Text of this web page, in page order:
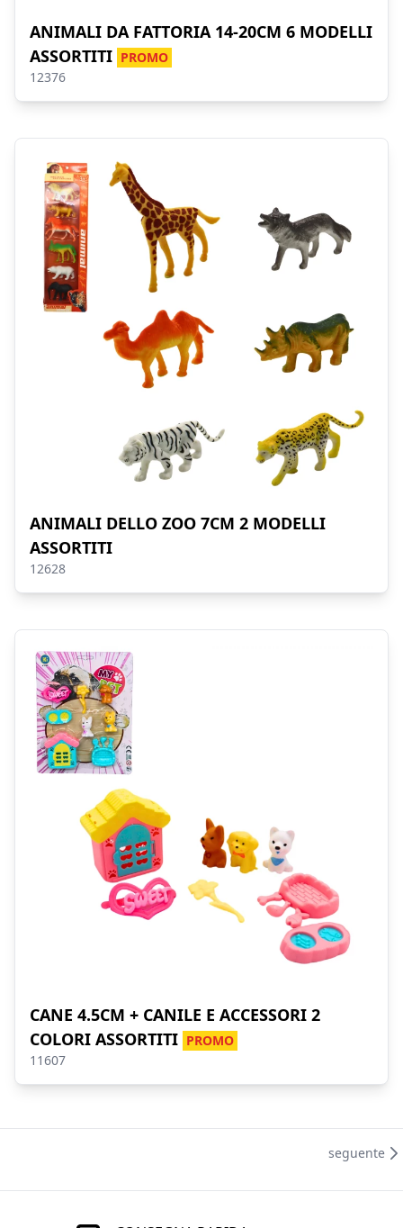
ANIMALI DA FATTORIA 14-20CM 6 MODELLI
ASSORTITI PROMO
12376
ANIMALI DELLO ZOO 7CM 2 MODELLI
ASSORTITI
12628
CANE 4.5CM + CANILE E ACCESSORI 2
COLORI ASSORTITI PROMO
11607
seguente